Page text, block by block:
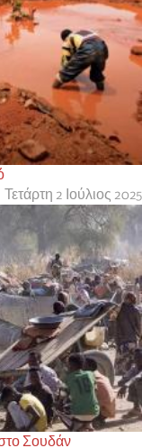
Τετάρτη 2 Ιούλιος 2025
Σουδάν